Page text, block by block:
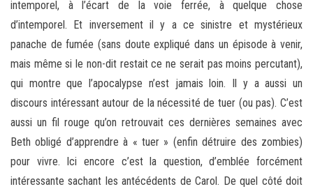
intemporel, à l’écart de la voie ferrée, à quelque chose
d’intemporel. Et inversement il y a ce sinistre et mystérieux
panache de fumée (sans doute expliqué dans un épisode à venir,
mais même si le non-dit restait ce ne serait pas moins percutant),
qui montre que l’apocalypse n’est jamais loin. Il y a aussi un
discours intéressant autour de la nécessité de tuer (ou pas). C’est
aussi un fil rouge qu’on retrouvait ces dernières semaines avec
Beth obligé d’apprendre à « tuer » (enfin détruire des zombies)
pour vivre. Ici encore c’est la question, d’emblée forcément
intéressante sachant les antécédents de Carol. De quel côté doit